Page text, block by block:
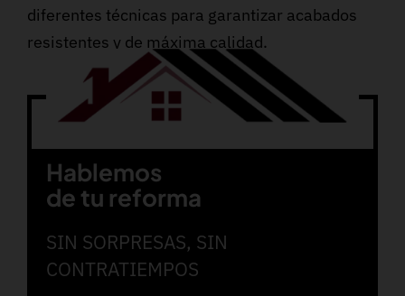
diferentes técnicas para garantizar acabados
resistentes y de máxima calidad.
Hablemos
de tu reforma
SIN SORPRESAS, SIN
CONTRATIEMPOS